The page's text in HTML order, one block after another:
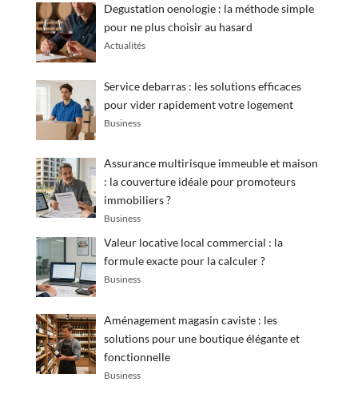
Degustation oenologie : la méthode simple
pour ne plus choisir au hasard
Actualités
Service debarras : les solutions efficaces
pour vider rapidement votre logement
Business
Assurance multirisque immeuble et maison
: la couverture idéale pour promoteurs
immobiliers ?
Business
Valeur locative local commercial : la
formule exacte pour la calculer ?
Business
Aménagement magasin caviste : les
solutions pour une boutique élégante et
fonctionnelle
Business